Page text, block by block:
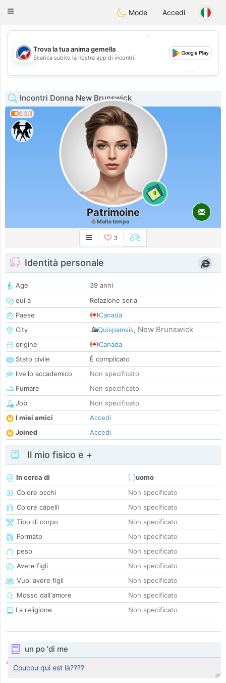
AustraliaChat
Toggle
Mode Accedi
💖
💕
Trova la tua anima gemella
Scarica subito la nostra app di incontri!
Incontri Donna New Brunswick
0.3/1
0
Patrimoine
Molto tempo
3
Identità personale
Age
39 anni
qui a
Relazione seria
Paese
Canada
City
Quispamsis, New Brunswick
origine
Canada
Stato civile
È complicato
livello accademico
Non specificato
Fumare
Non specificato
Job
Non specificato
I miei amici
Accedi
Joined
Accedi
Il mio fisico e +
In cerca di
uomo
Colore occhi
Non specificato
Colore capelli
Non specificato
Tipo di corpo
Non specificato
Formato
Non specificato
peso
Non specificato
Avere figli
Non specificato
Vuoi avere figli
Non specificato
Mosso dall'amore
Non specificato
La religione
Non specificato
un po 'di me
Coucou qui est là????